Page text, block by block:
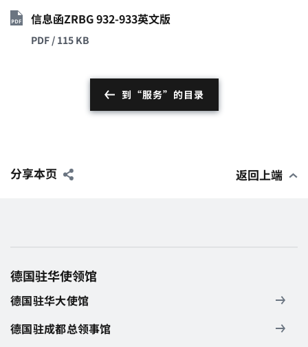
信息函ZRBG 932-933英文版
PDF / 115 KB
到“服务”的目录
分享本页 返回上端
德国驻华使领馆
德国驻华大使馆
德国驻成都总领事馆